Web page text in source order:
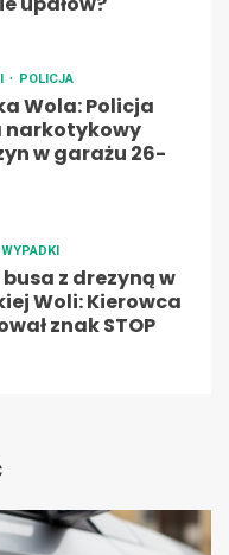
POLICJA
Wola: Policja
narkotykowy
w garażu 26-
WYPADKI
z drezyną w
Woli: Kierowca
znak STOP